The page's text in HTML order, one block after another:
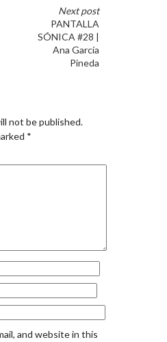
Next post
PANTALLA
SÓNICA #28 |
Ana García
Pineda
not be published.
*
and website in this